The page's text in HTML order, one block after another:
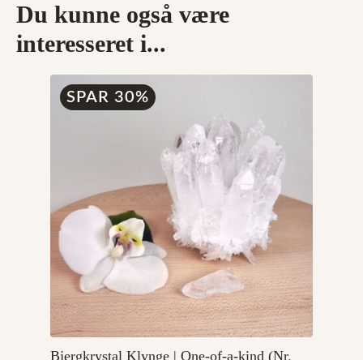
Du kunne også være
interesseret i...
SPAR 30%
Bjergkrystal Klynge | One-of-a-kind (Nr.